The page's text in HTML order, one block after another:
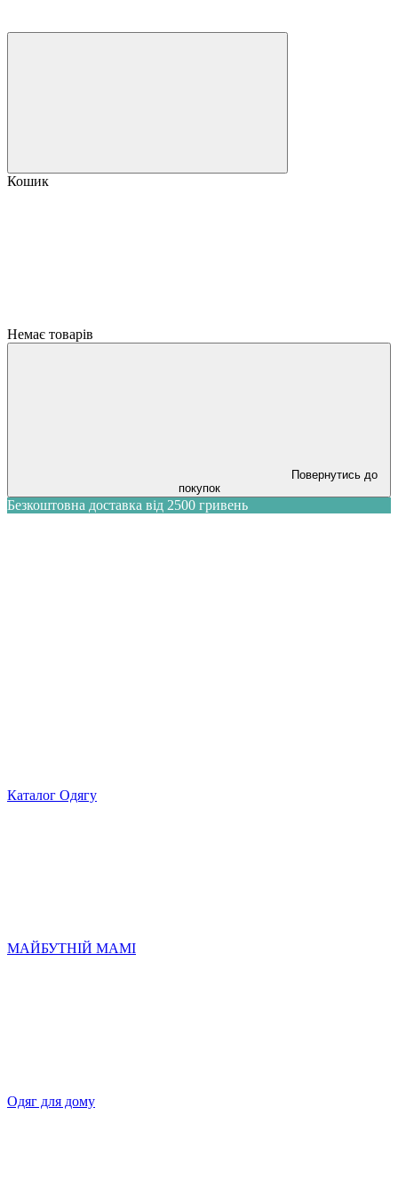
Кошик
Немає товарів
Повернутись до
покупок
Безкоштовна доставка від 2500 гривень
Каталог Одягу
МАЙБУТНІЙ МАМІ
Одяг для дому